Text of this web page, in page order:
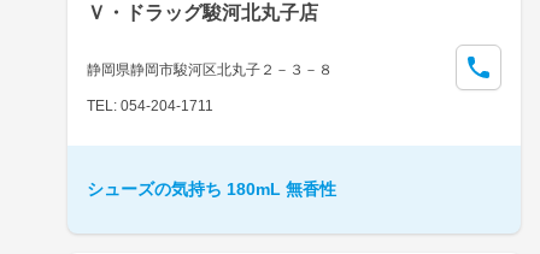
取扱店検索はこちら
Ｖ・ドラッグ駿河北丸子店
静岡県静岡市駿河区北丸子２－３－８
TEL: 054-204-1711
シューズの気持ち 180mL 無香性